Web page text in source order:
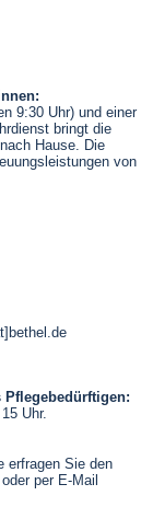
9:30 Uhr) und einer
bringt die
Hause. Die
von
Uhr.
erfragen Sie den
per E-Mail